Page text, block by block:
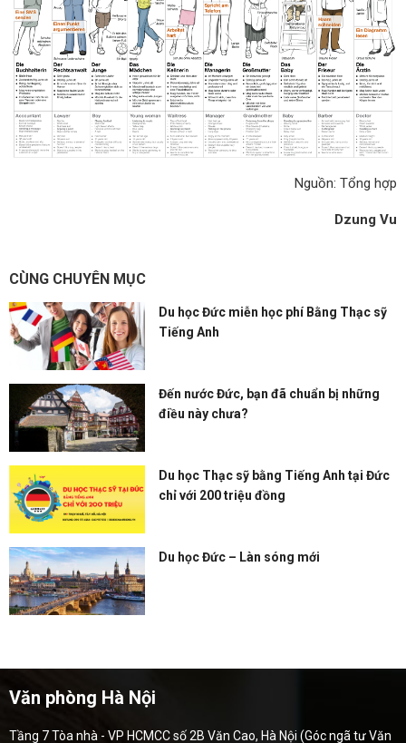
Nguồn: Tổng hợp
Dzung Vu
CÙNG CHUYÊN MỤC
Du học Đức miễn học phí Bằng Thạc sỹ
Tiếng Anh
Đến nước Đức, bạn đã chuẩn bị những
điều này chưa?
Du học Thạc sỹ bằng Tiếng Anh tại Đức
chỉ với 200 triệu đồng
Du học Đức – Làn sóng mới
Văn phòng Hà Nội
Tầng 7 Tòa nhà - VP HCMCC số 2B Văn Cao, Hà Nội (Góc ngã tư Văn